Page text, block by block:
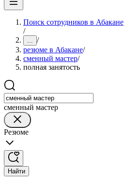
Поиск сотрудников в Абакане
/
... /
резюме в Абакане/
сменный мастер/
полная занятость
сменный мастер
Резюме
Найти